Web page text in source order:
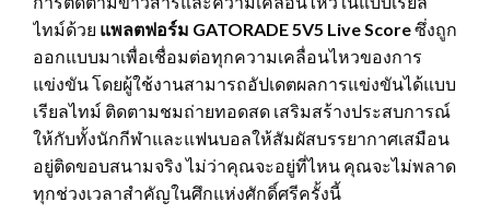
ไทม์ด้วย แพลตฟอร์ม GATORADE 5V5 Live Scoreซึ่งถูก
ออกแบบมาเพื่อเชื่อมต่อทุกความเคลื่อนไหวของการ
แข่งขัน โดยผู้ใช้งานสามารถอัปเดตผลการแข่งขันได้แบบ
เรียลไทม์ ติดตามชมถ่ายทอดสด เสริมสร้างประสบการณ์
ให้กับทั้งนักกีฬาและแฟนบอลให้สัมผัสบรรยากาศเสมือน
อยู่ติดขอบสนามจริง ไม่ว่าคุณจะอยู่ที่ไหน คุณจะไม่พลาด
ทุกช่วงเวลาสำคัญในศึกแห่งศักดิ์ศรีครั้งนี้